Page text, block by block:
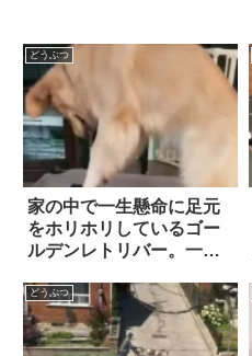
どうぶつ
家の中で一生懸命に足元
をホリホリしているゴー
ルデンレトリバー。一体
あ！！
どうぶつ